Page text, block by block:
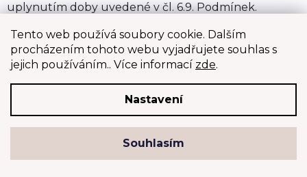
Tento web používá soubory cookie. Dalším
procházením tohoto webu vyjadřujete souhlas s
jejich používáním.. Více informací zde.
Nastavení
Souhlasím
uplynutím doby uvedené v čl. 6.9. Podmínek.
zjevné, že jste uvedli v Objednávce záměrně
nesprávné informace. V případě, že nakupujete zboží
v rámci své podnikatelské činnosti, tedy jako
podnikatel, jsme oprávněni od Smlouvy odstoupit
kdykoli, i bez udání důvodu.
9. ŘEŠENÍ SPORŮ SE